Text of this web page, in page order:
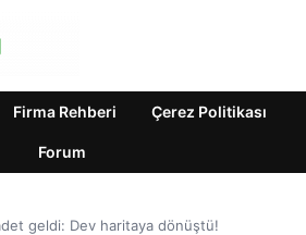
Firma Rehberi Çerez Politikası
Forum
geldi: Dev haritaya dönüştü!